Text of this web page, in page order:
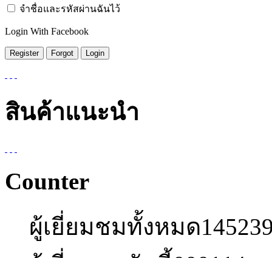
จำชื่อและรหัสผ่านฉันไว้
Login With Facebook
สินค้าแนะนำ
Counter
ผู้เยี่ยมชมทั้งหมด